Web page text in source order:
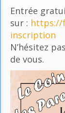
Entrée
sur : https://
inscription
N’hésitez
de vous.